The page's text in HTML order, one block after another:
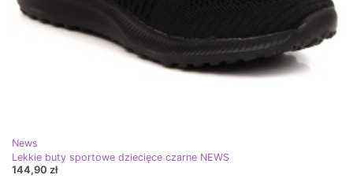
News
Lekkie buty sportowe dziecięce czarne NEWS
144,90 zł